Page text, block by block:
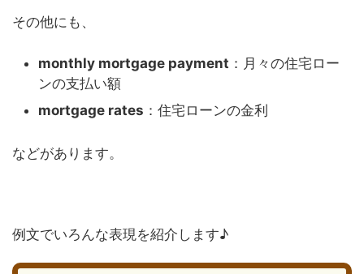
その他にも、
monthly mortgage payment ：月々の住宅ロー
ンの支払い額
mortgage rates ：住宅ローンの金利
などがあります。
例文でいろんな表現を紹介します♪